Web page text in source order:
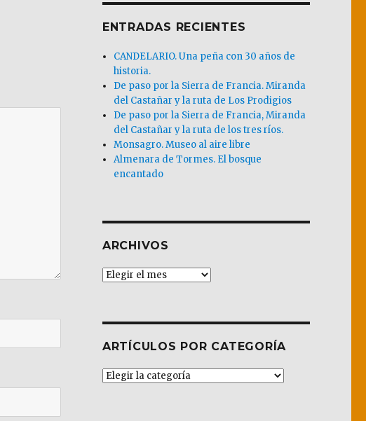
ENTRADAS RECIENTES
CANDELARIO. Una peña con 30 años de
historia.
De paso por la Sierra de Francia. Miranda
del Castañar y la ruta de Los Prodigios
De paso por la Sierra de Francia, Miranda
del Castañar y la ruta de los tres ríos.
Monsagro. Museo al aire libre
Almenara de Tormes. El bosque
encantado
ARCHIVOS
Archivos
ARTÍCULOS POR CATEGORÍA
Artículos